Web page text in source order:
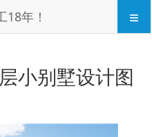
年！ ≡
小别墅设计图